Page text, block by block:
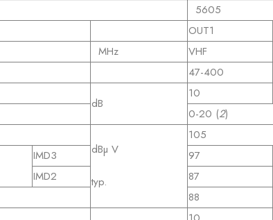
5605
OUT1
MHz VHF
47-400
dB
10
0-20 (2)
dBµ V
typ.
105
IMD3 97
IMD2 87
88